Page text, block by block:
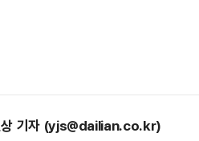
상 기자 (yjs@dailian.co.kr)